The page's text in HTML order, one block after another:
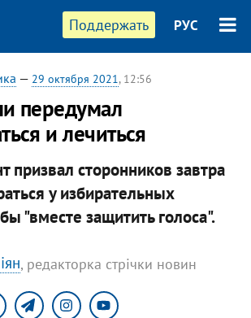
Поддержать РУС
— 29 октября 2021, 12:56
передумал
и лечиться
призвал сторонников завтра
у избирательных
"вместе защитить голоса".
, редакторка стрічки новин